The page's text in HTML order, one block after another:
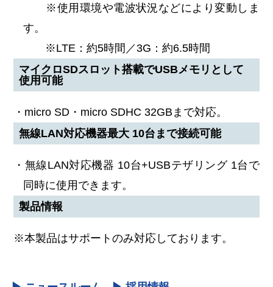
※使用環境や電波状況などにより変動しま
す。
※LTE：約5時間／3G：約6.5時間
マイクロSDスロット搭載でUSBメモリとして
使用可能
・micro SD・micro SDHC 32GBまで対応。
無線LAN対応機器最大 10台まで接続可能
・無線LAN対応機器 10台+USBテザリング 1台で
同時に使用できます。
製品情報
※本製品はサポートのみ対応しております。